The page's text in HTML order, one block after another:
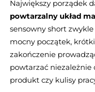
Największy porządek
powtarzalny układ
sensowny short zwykle
mocny początek,
zakończenie
powtarzać niezależnie
produkt czy kulisy